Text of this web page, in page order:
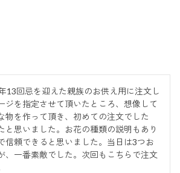
13回忌を迎えた親族のお供え用に注文し
ジを指定させて頂いたところ、想像して
物を作って頂き、初めての注文でした
と思いました。お花の種類の説明もあり
信頼できると思いました。当日は3つお
、一番素敵でした。次回もこちらで注文